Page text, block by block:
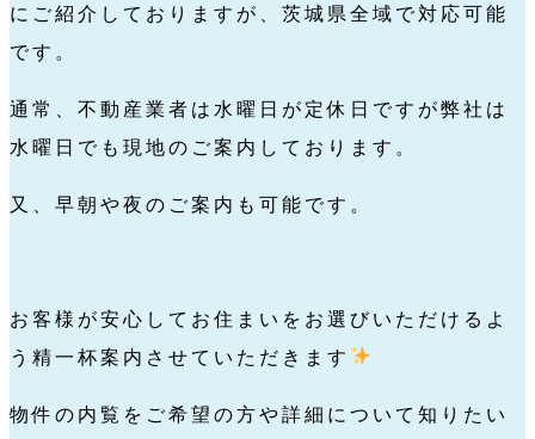
にご紹介しておりますが、茨城県全域で対応可能
です。
通常、不動産業者は水曜日が定休日ですが弊社は
水曜日でも現地のご案内しております。
又、早朝や夜のご案内も可能です。
お客様が安心してお住まいをお選びいただけるよ
う精一杯案内させていただきます
物件の内覧をご希望の方や詳細について知りたい